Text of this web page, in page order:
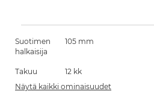
Suotimen
halkaisija
105 mm
Takuu
12 kk
Näytä kaikki ominaisuudet